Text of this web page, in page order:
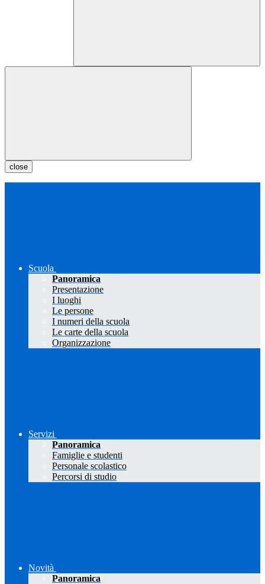
close
Scuola
Panoramica
Presentazione
I luoghi
Le persone
I numeri della scuola
Le carte della scuola
Organizzazione
Servizi
Panoramica
Famiglie e studenti
Personale scolastico
Percorsi di studio
Novità
Panoramica